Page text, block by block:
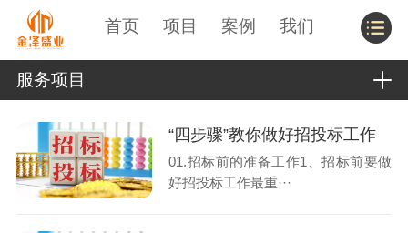
首页 项目 案例 我们
服务项目
“四步骤”教你做好招投标工作
01.招标前的准备工作1、招标前要做
好招投标工作最重···